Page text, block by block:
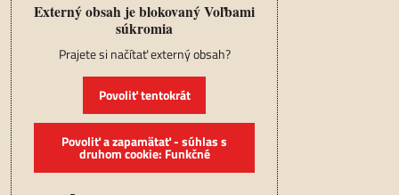
Externý obsah je blokovaný Voľbami
súkromia
Prajete si načítať externý obsah?
Povoliť tentokrát
Povoliť a zapamätať - súhlas s
druhom cookie: Funkčné